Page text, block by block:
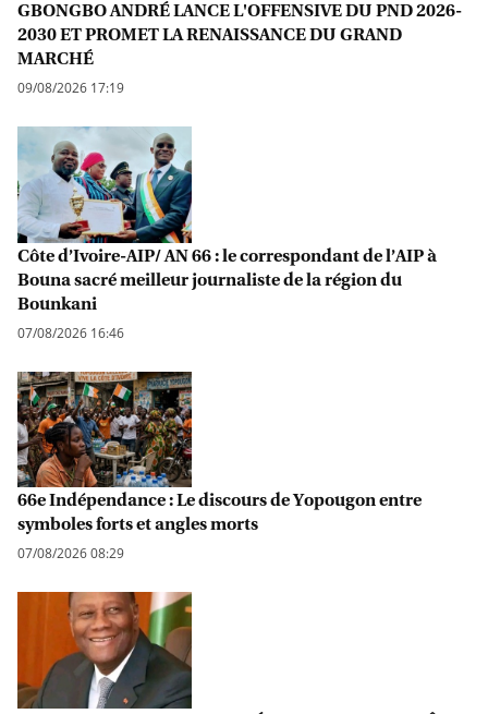
GBONGBO ANDRÉ LANCE L'OFFENSIVE DU PND 2026-
2030 ET PROMET LA RENAISSANCE DU GRAND
MARCHÉ
09/08/2026 17:19
Côte d’Ivoire-AIP/ AN 66 : le correspondant de l’AIP à
Bouna sacré meilleur journaliste de la région du
Bounkani
07/08/2026 16:46
66e Indépendance : Le discours de Yopougon entre
symboles forts et angles morts
07/08/2026 08:29